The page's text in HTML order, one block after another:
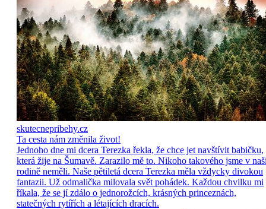
skutecnepribehy.cz
Ta cesta nám změnila život!
Jednoho dne mi dcera Terezka řekla, že chce jet navštívit babičku,
která žije na Šumavě. Zarazilo mě to. Nikoho takového jsme v
rodině neměli. Naše pětiletá dcera Terezka měla vždycky divokou
fantazii. Už odmalička milovala svět pohádek. Každou chvilku mi
říkala, že se jí zdálo o jednorožcích, krásných princeznách,
statečných rytířích a létajících dracích.